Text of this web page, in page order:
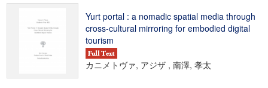
Yurt portal : a nomadic spatial media through
cross-cultural mirroring for embodied digital
tourism
カニメトヴァ, アジザ , 南澤, 孝太